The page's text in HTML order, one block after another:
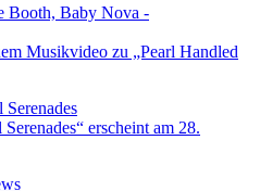
Musikvideo zu „Pearl Handled
erscheint am 28.